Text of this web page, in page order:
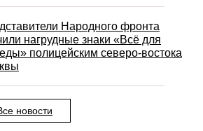
Народного фронта
нагрудные знаки «Всё для
полицейским северо-востока
новости